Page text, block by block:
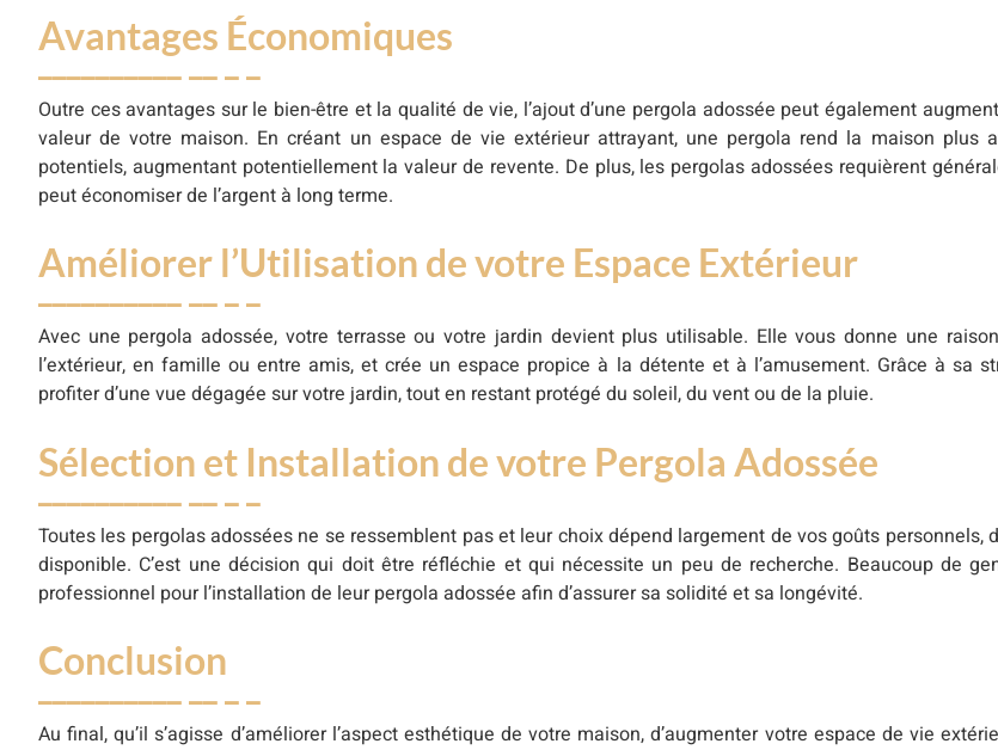
Avantages Économiques
Outre ces avantages sur le bien-être et la qualité de vie, l’ajout d’une pergola adossée peut également
valeur de votre maison. En créant un espace de vie extérieur attrayant, une pergola rend la maison plus
potentiels, augmentant potentiellement la valeur de revente. De plus, les pergolas adossées requièrent
peut économiser de l’argent à long terme.
Améliorer l’Utilisation de votre Espace Extérieur
Avec une pergola adossée, votre terrasse ou votre jardin devient plus utilisable. Elle vous donne une
l’extérieur, en famille ou entre amis, et crée un espace propice à la détente et à l’amusement. Grâce à sa
profiter d’une vue dégagée sur votre jardin, tout en restant protégé du soleil, du vent ou de la pluie.
Sélection et Installation de votre Pergola Adossée
Toutes les pergolas adossées ne se ressemblent pas et leur choix dépend largement de vos goûts personnels,
disponible. C’est une décision qui doit être réfléchie et qui nécessite un peu de recherche. Beaucoup de
professionnel pour l’installation de leur pergola adossée afin d’assurer sa solidité et sa longévité.
Conclusion
Au final, qu’il s’agisse d’améliorer l’aspect esthétique de votre maison, d’augmenter votre espace de vie